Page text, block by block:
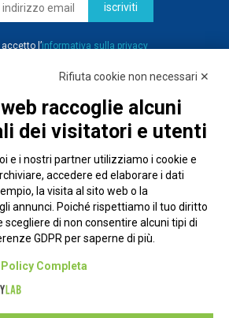
iscriviti
l’informativa sulla privacy
24 - 00198 Roma
Privacy Policy
Rifiuta cookie non necessari ✕
raccoglie alcuni
dei visitatori e utenti
e i nostri partner utilizziamo i cookie e
accedere ed elaborare i dati
la visita al sito web o la
annunci. Poiché rispettiamo il tuo diritto
scegliere di non consentire alcuni tipi di
GDPR per saperne di più.
Completa